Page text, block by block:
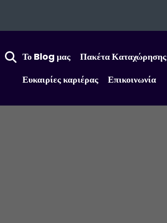
Το Blog μας Πακέτα Καταχώρησης
Ευκαιρίες καριέρας
Επικοινωνία